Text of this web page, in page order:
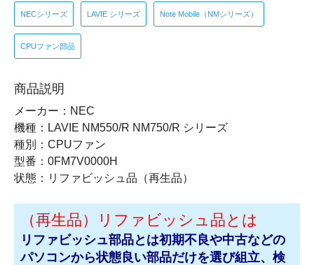
NECシリーズ LAVIE シリーズ Note Mobile（NMシリーズ）
CPUファン部品
商品説明
メーカー：NEC
機種：LAVIE NM550/R NM750/R シリーズ
種別：CPUファン
型番：0FM7V0000H
状態：リファビッシュ品（再生品）
（再生品）リファビッシュ品とは
リファビッシュ部品とは初期不良や中古などの
パソコンから状態良い部品だけを選び組立、検